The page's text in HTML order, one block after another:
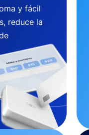
y fácil
reduce la